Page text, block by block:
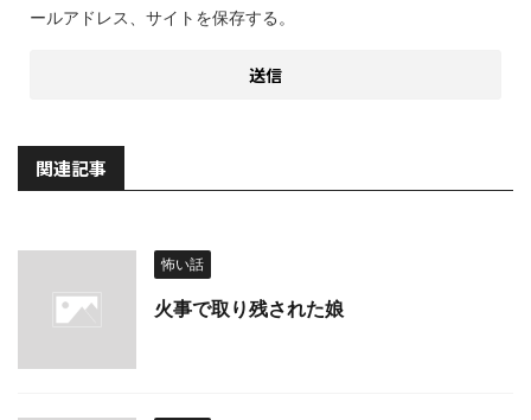
ールアドレス、サイトを保存する。
関連記事
怖い話
火事で取り残された娘